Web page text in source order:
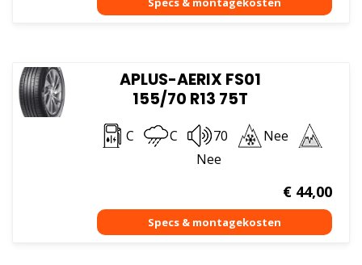
APLUS-AERIX FS01
155/70 R13 75T
C C 70
Nee
Nee
€44,00